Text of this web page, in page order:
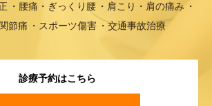
腰痛・ぎっくり腰
肩こり・肩の痛み
節痛 スポーツ傷害 交通事故治療
診療予約はこちら